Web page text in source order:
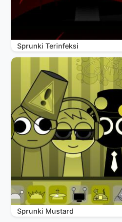
Sprunki Terinfeksi
Sprunki Mustard